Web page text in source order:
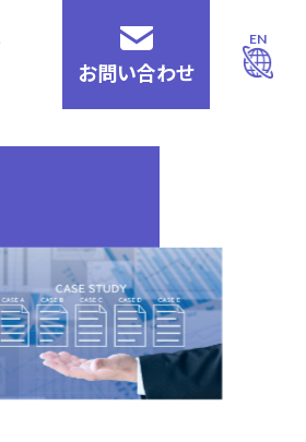
お問い合わせ
EN